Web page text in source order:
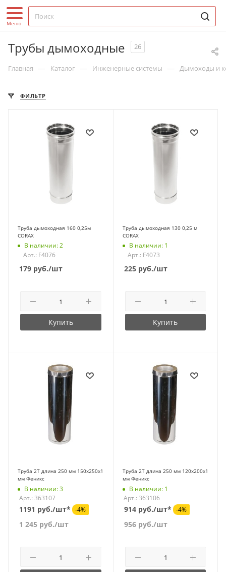
Трубы дымоходные 26
Главная — Каталог — Инженерные системы — Дымоходы и
ФИЛЬТР
Труба дымоходная 160 0,25м
CORAX
В наличии: 2
Арт.: F4076
179 руб./шт
Купить
Труба дымоходная 130 0,25 м
CORAX
В наличии: 1
Арт.: F4073
225руб./шт
Купить
Труба 2Т длина 250 мм 150х250х1
мм Феникс
В наличии: 3
Арт.: 363107
1191 руб./шт* -4%
1 245 руб./шт
Труба 2Т длина 250 мм 120х200х1
мм Феникс
В наличии: 1
Арт.: 363106
914 руб./шт* -4%
956руб./шт